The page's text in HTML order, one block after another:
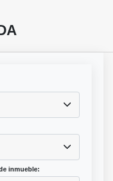
inmueble: